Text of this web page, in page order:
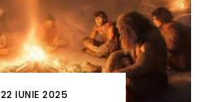
22 IUNIE 2025